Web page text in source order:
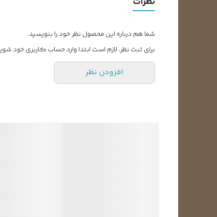
شما هم درباره این محصول نظر خود را بنویسید.
برای ثبت نظر، لازم است ابتدا وارد حساب کاربری خود
افزودن نظر